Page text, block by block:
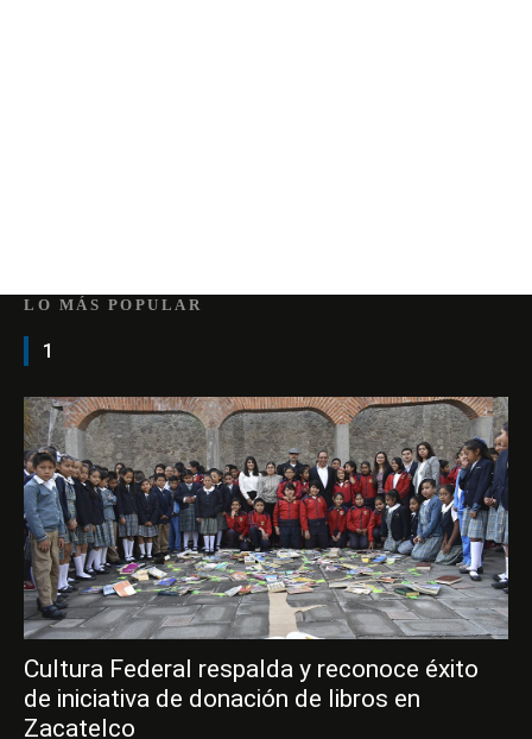
LO MÁS POPULAR
1
Cultura Federal respalda y reconoce éxito
de iniciativa de donación de libros en
Zacatelco